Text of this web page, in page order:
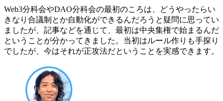
Web3分科会やDAO分科会の最初のころは、どうやったらい
きなり合議制とか自動化ができるんだろうと疑問に思ってい
ましたが、記事などを通じて、最初は中央集権で始まるんだ
ということが分かってきました。当初はルール作りも手探り
でしたが、今はそれが正攻法だということを実感できます。